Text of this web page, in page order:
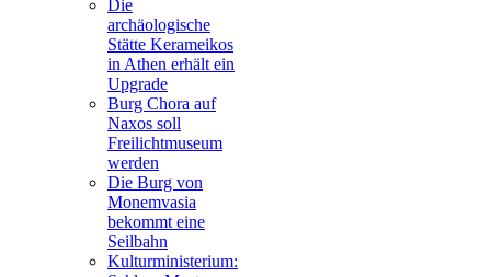
Die
archäologische
Stätte Kerameikos
in Athen erhält ein
Upgrade
Burg Chora auf
Naxos soll
Freilichtmuseum
werden
Die Burg von
Monemvasia
bekommt eine
Seilbahn
Kulturministerium: